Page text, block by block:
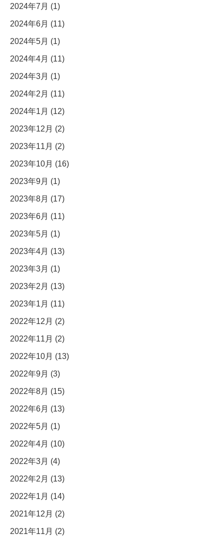
2024年7月 (1)
2024年6月 (11)
2024年5月 (1)
2024年4月 (11)
2024年3月 (1)
2024年2月 (11)
2024年1月 (12)
2023年12月 (2)
2023年11月 (2)
2023年10月 (16)
2023年9月 (1)
2023年8月 (17)
2023年6月 (11)
2023年5月 (1)
2023年4月 (13)
2023年3月 (1)
2023年2月 (13)
2023年1月 (11)
2022年12月 (2)
2022年11月 (2)
2022年10月 (13)
2022年9月 (3)
2022年8月 (15)
2022年6月 (13)
2022年5月 (1)
2022年4月 (10)
2022年3月 (4)
2022年2月 (13)
2022年1月 (14)
2021年12月 (2)
2021年11月 (2)